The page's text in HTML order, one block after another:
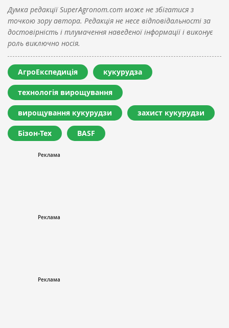
Думка редакції SuperAgronom.com може не збігатися з
точкою зору автора. Редакція не несе відповідальності за
достовірність і тлумачення наведеної інформації і виконує
роль виключно носія.
АгроЕкспедиція кукурудза
технологія вирощування
вирощування кукурудзи захист кукурудзи
Бізон-Тех BASF